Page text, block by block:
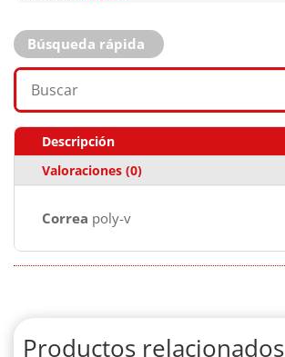
Búsqueda rápida
Descripción
Valoraciones (0)
Correa poly-v
Productos relacionados